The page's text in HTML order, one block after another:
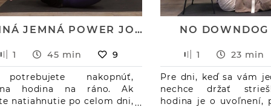
RANNÁ JEMNÁ POWER JOGA
1 45 min 9
nakopnúť,
hodina na ráno. Ak
natiahnutie po celom dni,
NO
1 23 min
Pre dni, keď sa vám
nechce držať
hodina je o uvoľnení,